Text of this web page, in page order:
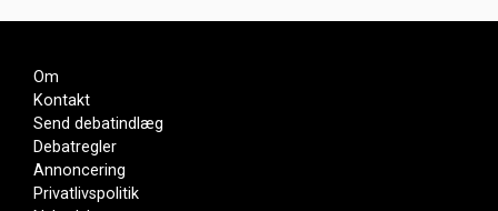
Om
Kontakt
Send debatindlæg
Debatregler
Annoncering
Privatlivspolitik